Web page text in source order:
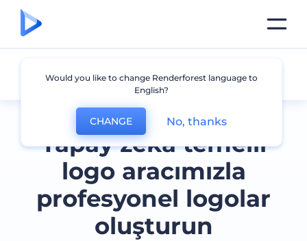
Yapay zeka temelli
logo aracımızla
profesyonel logolar
oluşturun
Tüm logolar
Would you like to change Renderforest language to
English?
CHANGE No, thanks